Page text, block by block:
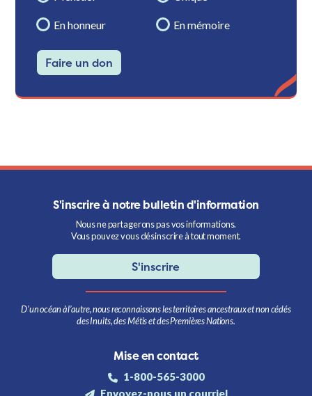
En honneur En mémoire
Faire un don
S'inscrire à notre bulletin d'information
Nous ne partagerons pas vos informations.
Vous pouvez vous désinscrire à tout moment.
S'inscrire
D’un océan à l’autre, nous reconnaissons les territoires ancestraux et non cédés
des Inuits, des Métis et des Premières Nations.
Mise en contact
1-800-565-3000
Envoyez-nous un courriel